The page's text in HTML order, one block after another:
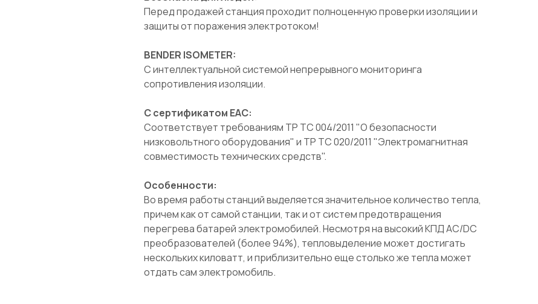
Перед продажей станция проходит полноценную проверки изоляции и
защиты от поражения электротоком!
BENDER ISOMETER:
С интеллектуальной системой непрерывного мониторинга
сопротивления изоляции.
С сертификатом ЕАС:
Соответствует требованиям ТР ТС 004/2011 "О безопасности
низковольтного оборудования" и ТР ТС 020/2011 "Электромагнитная
совместимость технических средств".
Особенности:
Во время работы станций выделяется значительное количество тепла,
причем как от самой станции, так и от систем предотвращения
перегрева батарей электромобилей. Несмотря на высокий КПД AC/DC
преобразователей (более 94%), тепловыделение может достигать
нескольких киловатт, и приблизительно еще столько же тепла может
отдать сам электромобиль.